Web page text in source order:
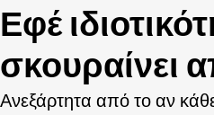
Εφέ
σκουραίνει
Ανεξάρτητα από το αν